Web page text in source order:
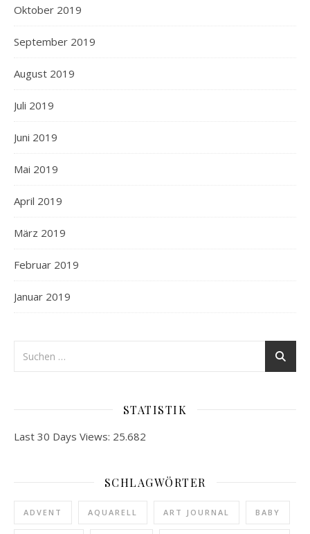
Oktober 2019
September 2019
August 2019
Juli 2019
Juni 2019
Mai 2019
April 2019
März 2019
Februar 2019
Januar 2019
STATISTIK
Last 30 Days Views: 25.682
SCHLAGWÖRTER
ADVENT AQUARELL ART JOURNAL BABY